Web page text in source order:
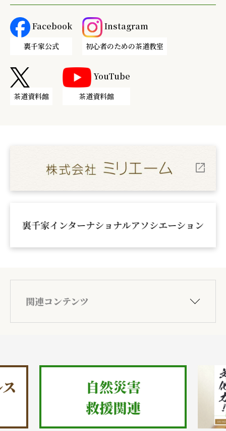
Facebook
裏千家公式
Instagram
初心者のための茶道教室
茶道資料館
YouTube
茶道資料館
open_in_new
関連コンテンツ